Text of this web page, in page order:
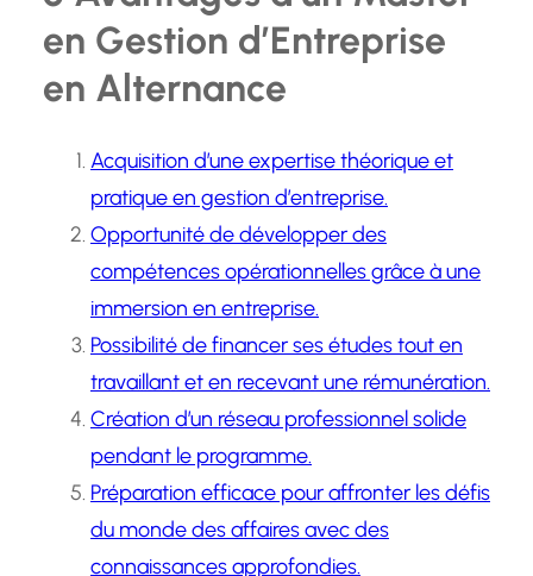
en Gestion d’Entreprise
en Alternance
Acquisition d’une expertise théorique et
pratique en gestion d’entreprise.
Opportunité de développer des
compétences opérationnelles grâce à une
immersion en entreprise.
Possibilité de financer ses études tout en
travaillant et en recevant une rémunération.
Création d’un réseau professionnel solide
pendant le programme.
Préparation efficace pour affronter les défis
du monde des affaires avec des
connaissances approfondies.